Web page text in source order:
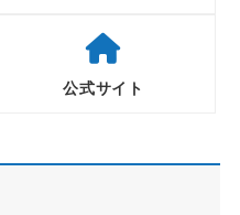
公式サイト